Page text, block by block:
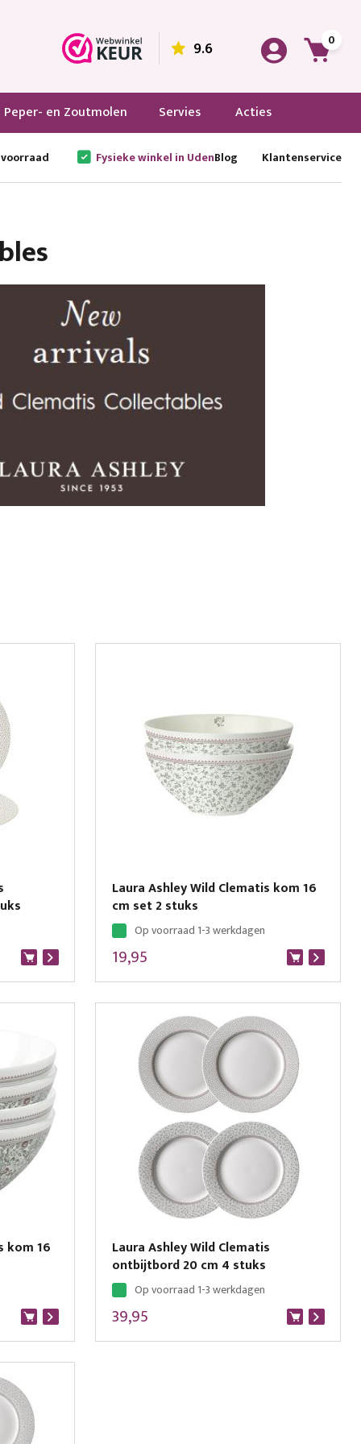
9.6 0
Peper- en Zoutmolen Servies Acties
Fysieke winkel in UdenBlog Klantenservice
Laura Ashley Wild Clematis kom 16
cm set 2 stuks
Op voorraad 1-3 werkdagen
19,95
kom 16
Laura Ashley Wild Clematis
ontbijtbord 20 cm 4 stuks
Op voorraad 1-3 werkdagen
39,95